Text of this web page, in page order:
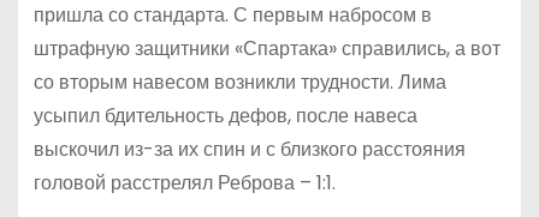
пришла со стандарта. С первым набросом в
штрафную защитники «Спартака» справились, а вот
со вторым навесом возникли трудности. Лима
усыпил бдительность дефов, после навеса
выскочил из-за их спин и с близкого расстояния
головой расстрелял Реброва – 1:1.